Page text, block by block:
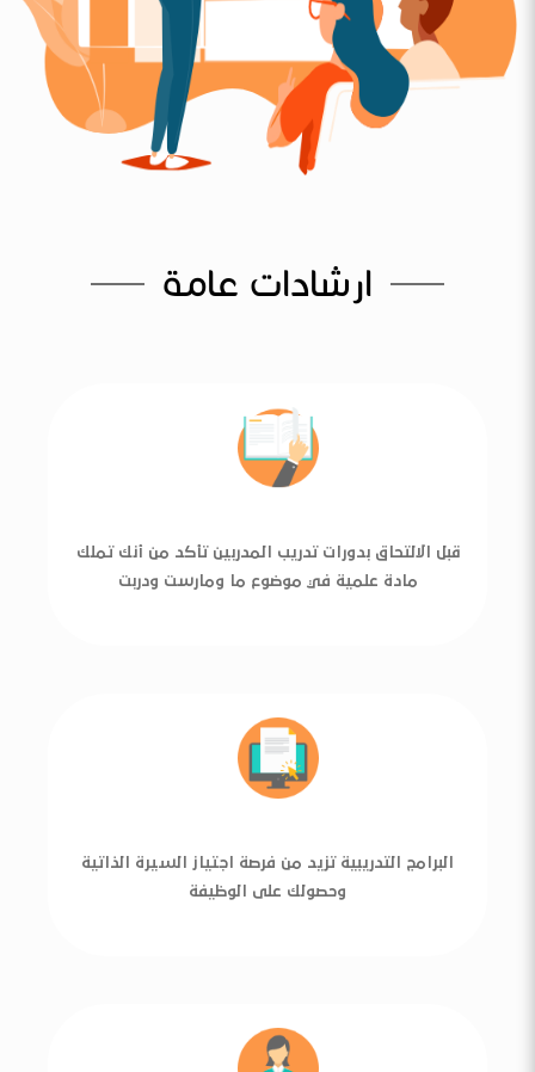
ارشادات عامة
قبل الالتحاق بدورات تدريب المدربين تأكد من أنك تملك
مادة علمية في موضوع ما ومارست ودربت
البرامج التدريبية تزيد من فرصة اجتياز السيرة الذاتية
وحصولك على الوظيفة